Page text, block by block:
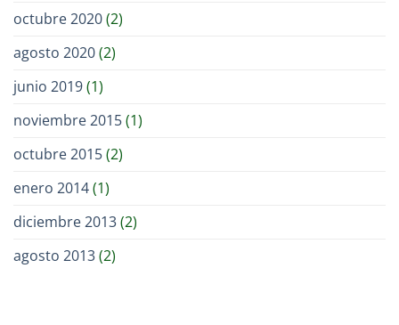
octubre 2020(2)
agosto 2020(2)
junio 2019(1)
noviembre 2015(1)
octubre 2015(2)
enero 2014(1)
diciembre 2013(2)
agosto 2013(2)